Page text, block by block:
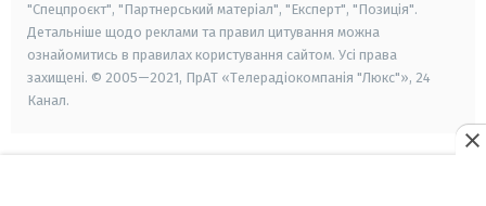
"Спецпроєкт", "Партнерський матеріал", "Експерт", "Позиція".
Детальніше щодо реклами та правил цитування можна
ознайомитись в правилах користування сайтом. Усі права
захищені. © 2005—2021, ПрАТ «Телерадіокомпанія "Люкс"», 24
Канал.